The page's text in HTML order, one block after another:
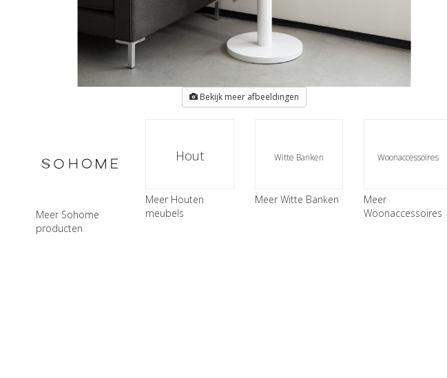
Bekijk meer afbeeldingen
Meer Sohome
producten
Hout
Meer Houten
meubels
Witte Banken
Meer Witte Banken
Woonaccessoires
Meer
Woonaccessoires